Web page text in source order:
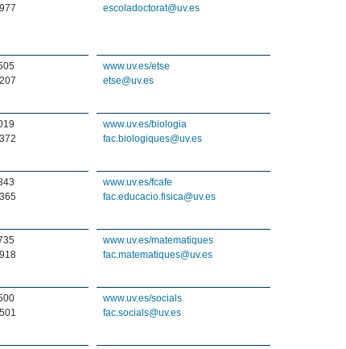
escoladoctorat@uv.es
www.uv.es/etse
etse@uv.es
www.uv.es/biologia
fac.biologiques@uv.es
www.uv.es/fcafe
fac.educacio.fisica@uv.es
www.uv.es/matematiques
fac.matematiques@uv.es
www.uv.es/socials
fac.socials@uv.es